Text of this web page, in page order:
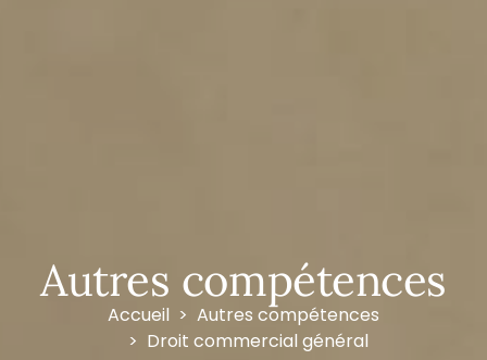
Autres compétences
Accueil
Autres compétences
Droit commercial général